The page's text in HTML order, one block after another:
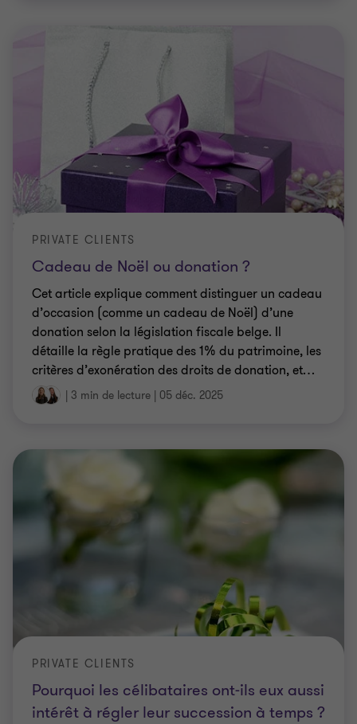
Cadeau de Noël ou donation ?
PRIVATE CLIENTS
Cet article explique comment distinguer un cadeau
d’occasion (comme un cadeau de Noël) d’une
donation selon la législation fiscale belge. Il
détaille la règle pratique des 1% du patrimoine, les
critères d’exonération des droits de donation, et…
| 3 min de lecture | 05 déc. 2025
Pourquoi les célibataires ont-ils eux aussi
intérêt à régler leur succession à temps ?
PRIVATE CLIENTS